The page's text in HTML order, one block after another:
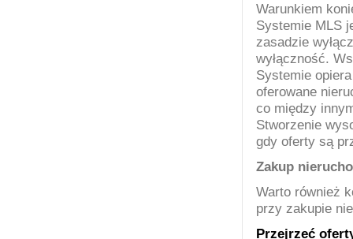
Warunkiem
Systemie MLS
zasadzie
wyłączność.
Systemie
oferowane
co między
Stworzenie
gdy oferty są
Zakup
Warto również
przy zakupie
Przejrzeć